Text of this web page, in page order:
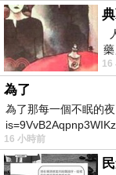
16
為了
為了那每一個不眠的
16 小時前